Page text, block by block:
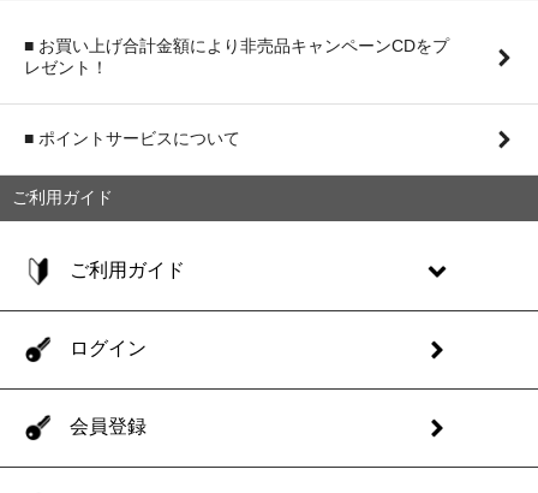
■ お買い上げ合計金額により非売品キャンペーンCDをプ
レゼント！
■ ポイントサービスについて
ご利用ガイド
ご利用ガイド
ログイン
会員登録